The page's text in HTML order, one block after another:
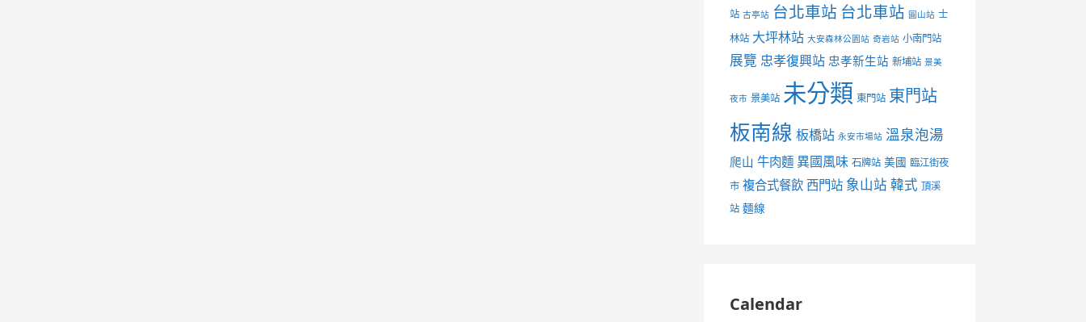
站 古亭站 台北車站 台北車站 圓山站 士
林站 大坪林站 大安森林公園站 奇岩站 小南門站
展覽 忠孝復興站 忠孝新生站 新埔站 景美
夜市 景美站 未分類 東門站 東門站
板南線 板橋站 永安市場站 溫泉泡湯
爬山 牛肉麵 異國風味 石牌站 美國 臨江街夜
市 複合式餐飲 西門站 象山站 韓式 頂溪
站 麵線
Calendar